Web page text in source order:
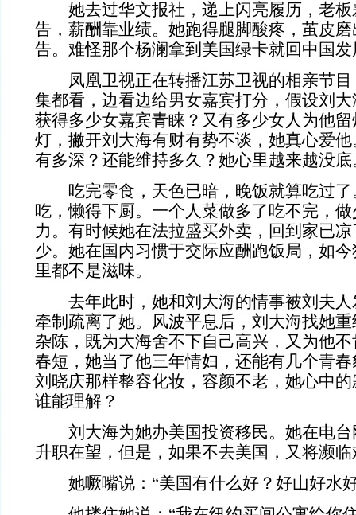
她去过华文报社，递上闪亮履历，老板
告，薪酬靠业绩。她跑得腿脚酸疼，茧皮
告。难怪那个杨澜拿到美国绿卡就回中国发
凤凰卫视正在转播江苏卫视的相亲节目
集都看，边看边给男女嘉宾打分，假设刘
获得多少女嘉宾青睐？又有多少女人为他
灯，撇开刘大海有财有势不谈，她真心爱
有多深？还能维持多久？她心里越来越没底
吃完零食，天色已暗，晚饭就算吃过了
吃，懒得下厨。一个人菜做多了吃不完，
力。有时候她在法拉盛买外卖，回到家已
少。她在国内习惯于交际应酬跑饭局，如
里都不是滋味。
去年此时，她和刘大海的情事被刘夫人
牵制疏离了她。风波平息后，刘大海找她
杂陈，既为大海舍不下自己高兴，又为他
春短，她当了他三年情妇，还能有几个青
刘晓庆那样整容化妆，容颜不老，她心中
谁能理解？
刘大海为她办美国投资移民。她在电台
升职在望，但是，如果不去美国，又将濒临
她噘嘴说：“美国有什么好？好山好水